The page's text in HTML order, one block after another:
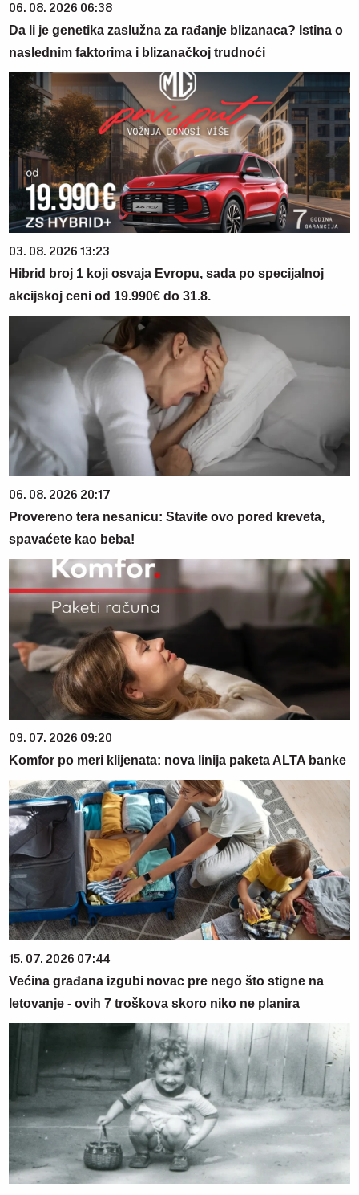
06. 08. 2026 06:38
Da li je genetika zaslužna za rađanje blizanaca? Istina o
naslednim faktorima i blizanačkoj trudnoći
03. 08. 2026 13:23
Hibrid broj 1 koji osvaja Evropu, sada po specijalnoj
akcijskoj ceni od 19.990€ do 31.8.
06. 08. 2026 20:17
Provereno tera nesanicu: Stavite ovo pored kreveta,
spavaćete kao beba!
09. 07. 2026 09:20
Komfor po meri klijenata: nova linija paketa ALTA banke
15. 07. 2026 07:44
Većina građana izgubi novac pre nego što stigne na
letovanje - ovih 7 troškova skoro niko ne planira